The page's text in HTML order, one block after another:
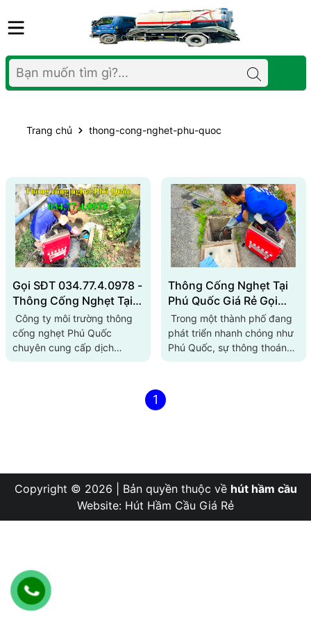
Trang chủ thong-cong-nghet-phu-quoc
Gọi SĐT 034.77.4.0978 -
Thông Cống Nghẹt Tại
Phú Quốc
Công ty môi trường thông
cống nghẹt Phú Quốc
chuyên cung cấp dịch
vụ thông cống nghẹt tại Phú
Thông Cống Nghẹt Tại
Phú Quốc Giá Rẻ Gọi
079.5.515.039
Trong một thành phố đang
phát triển nhanh chóng như
Phú Quốc, sự thông thoáng
của hệ thống cống tho...
1
Copyright © 2026 | Bản quyền thuộc về hút hầm cầu
Website: Hút Hầm Cầu Giá Rẻ